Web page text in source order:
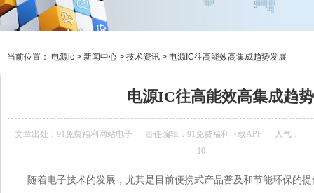
当前位置： 电源ic > 新闻中心 > 技术资讯 > 电源IC往高能效高集成趋势发展
电源IC往高能效高集成趋
文章出处： 91免费福利网站电子 责任编辑：91免费福利下载APP 人气： -
10
随着电子技术的发展，尤其是目前便携式产品普及和节能环保的提倡